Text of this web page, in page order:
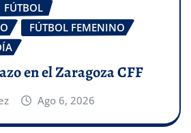
FÚTBOL
FÚTBOL FEMENINO
en el Zaragoza CFF
Ago 6, 2026